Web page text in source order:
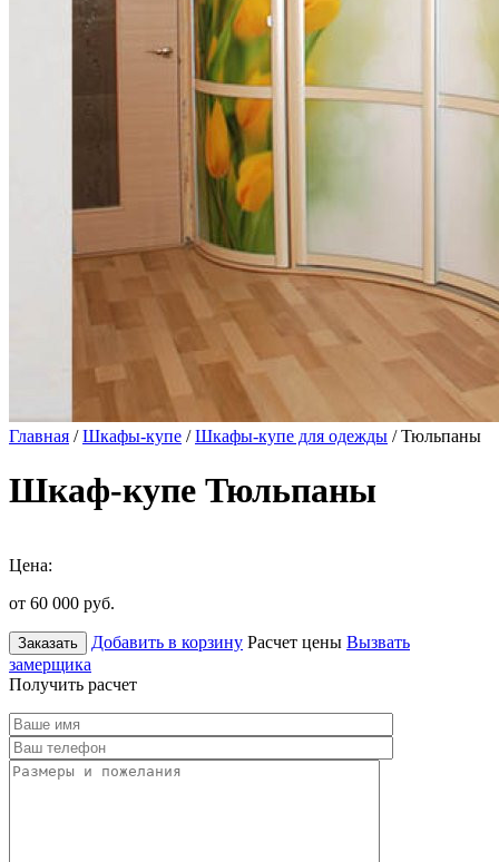
Главная /Шкафы-купе /Шкафы-купе для одежды / Тюльпаны
Шкаф-купе Тюльпаны
Цена:
от 60 000 руб.
Заказать Добавить в корзину Расчет цены Вызвать
замерщика
Получить расчет